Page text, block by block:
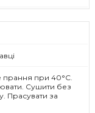
при 40°C.
Сушити без
Прасувати за